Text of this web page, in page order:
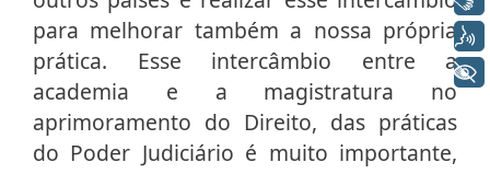
para melhorar também a nossa própria
prática. Esse intercâmbio entre a
academia e a magistratura no
aprimoramento do Direito, das práticas
do Poder Judiciário é muito importante,
Voz
+ Acessibilidade